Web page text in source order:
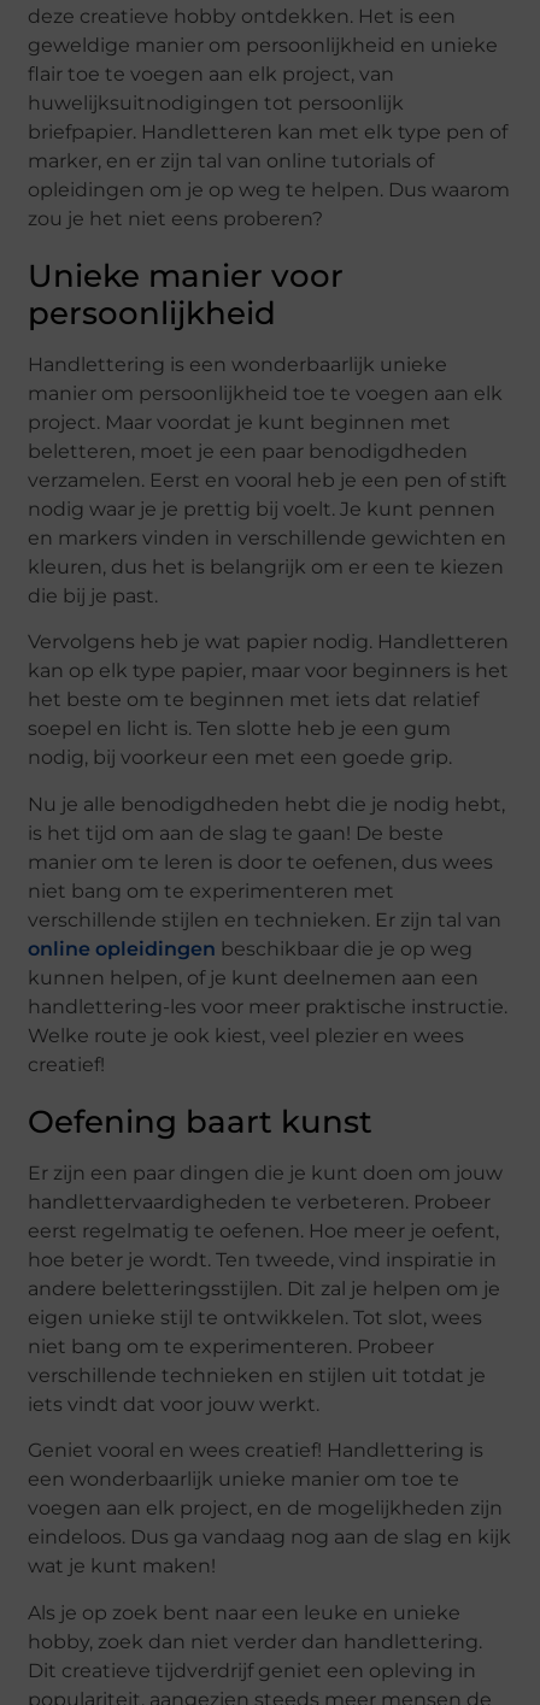
deze creatieve hobby ontdekken. Het is een
geweldige manier om persoonlijkheid en unieke
flair toe te voegen aan elk project, van
huwelijksuitnodigingen tot persoonlijk
briefpapier. Handletteren kan met elk type pen of
marker, en er zijn tal van online tutorials of
opleidingen om je op weg te helpen. Dus waarom
zou je het niet eens proberen?
Unieke manier voor
persoonlijkheid
Handlettering is een wonderbaarlijk unieke
manier om persoonlijkheid toe te voegen aan elk
project. Maar voordat je kunt beginnen met
beletteren, moet je een paar benodigdheden
verzamelen. Eerst en vooral heb je een pen of stift
nodig waar je je prettig bij voelt. Je kunt pennen
en markers vinden in verschillende gewichten en
kleuren, dus het is belangrijk om er een te kiezen
die bij je past.
Vervolgens heb je wat papier nodig. Handletteren
kan op elk type papier, maar voor beginners is het
het beste om te beginnen met iets dat relatief
soepel en licht is. Ten slotte heb je een gum
nodig, bij voorkeur een met een goede grip.
Nu je alle benodigdheden hebt die je nodig hebt,
is het tijd om aan de slag te gaan! De beste
manier om te leren is door te oefenen, dus wees
niet bang om te experimenteren met
verschillende stijlen en technieken. Er zijn tal van
online opleidingen beschikbaar die je op weg
kunnen helpen, of je kunt deelnemen aan een
handlettering-les voor meer praktische instructie.
Welke route je ook kiest, veel plezier en wees
creatief!
Oefening baart kunst
Er zijn een paar dingen die je kunt doen om jouw
handlettervaardigheden te verbeteren. Probeer
eerst regelmatig te oefenen. Hoe meer je oefent,
hoe beter je wordt. Ten tweede, vind inspiratie in
andere beletteringsstijlen. Dit zal je helpen om je
eigen unieke stijl te ontwikkelen. Tot slot, wees
niet bang om te experimenteren. Probeer
verschillende technieken en stijlen uit totdat je
iets vindt dat voor jouw werkt.
Geniet vooral en wees creatief! Handlettering is
een wonderbaarlijk unieke manier om toe te
voegen aan elk project, en de mogelijkheden zijn
eindeloos. Dus ga vandaag nog aan de slag en kijk
wat je kunt maken!
Als je op zoek bent naar een leuke en unieke
hobby, zoek dan niet verder dan handlettering.
Dit creatieve tijdverdrijf geniet een opleving in
populariteit, aangezien steeds meer mensen de